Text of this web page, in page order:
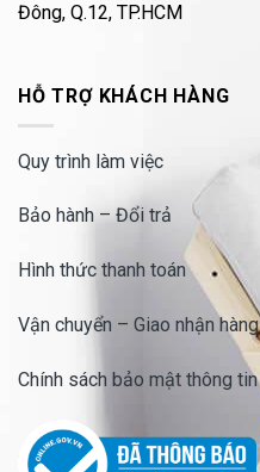
Đông, Q.12, TP.HCM
HỖ TRỢ KHÁCH HÀNG
Quy trình làm việc
Bảo hành – Đổi trả
Hình thức thanh toán
Vận chuyển – Giao nhận hàng
Chính sách bảo mật thông tin